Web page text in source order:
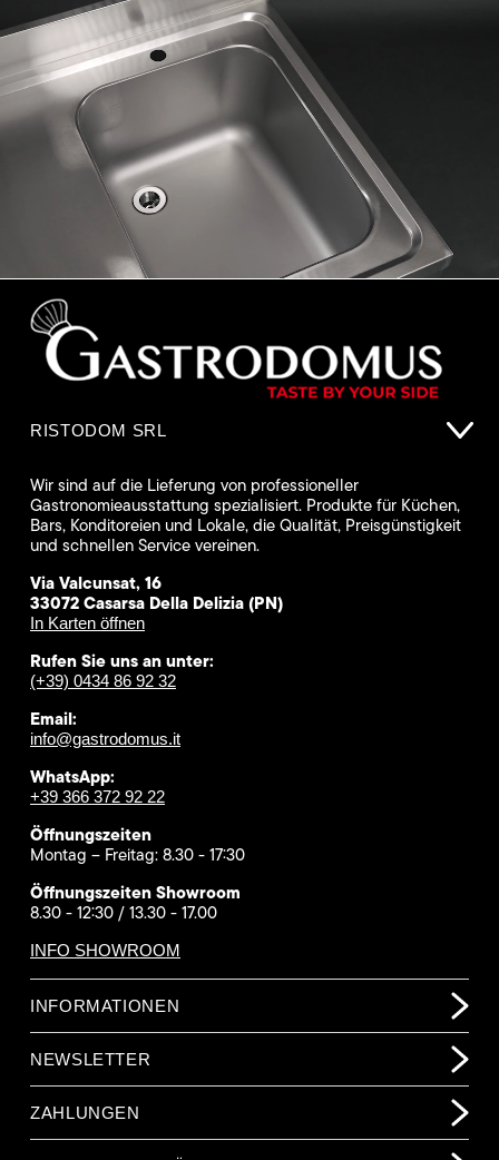
RISTODOM SRL
Wir sind auf die Lieferung von professioneller
Gastronomieausstattung spezialisiert. Produkte für Küchen,
Bars, Konditoreien und Lokale, die Qualität, Preisgünstigkeit
und schnellen Service vereinen.
Via Valcunsat, 16
33072 Casarsa Della Delizia (PN)
In Karten öffnen
Rufen Sie uns an unter:
(+39) 0434 86 92 32
Email:
info@gastrodomus.it
WhatsApp:
+39 366 372 92 22
Öffnungszeiten
Montag – Freitag: 8.30 - 17:30
Öffnungszeiten Showroom
8.30 - 12:30 / 13.30 - 17.00
INFO SHOWROOM
INFORMATIONEN
NEWSLETTER
ZAHLUNGEN